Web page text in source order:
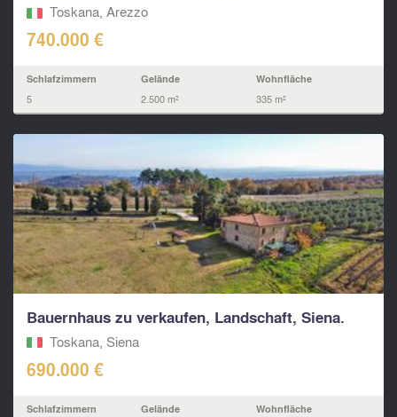
Toskana, Arezzo
740.000 €
Schlafzimmern
5
Gelände
2.500 m²
Wohnfläche
335 m²
Bauernhaus zu verkaufen, Landschaft, Siena.
Toskana, Siena
690.000 €
Schlafzimmern Gelände Wohnfläche